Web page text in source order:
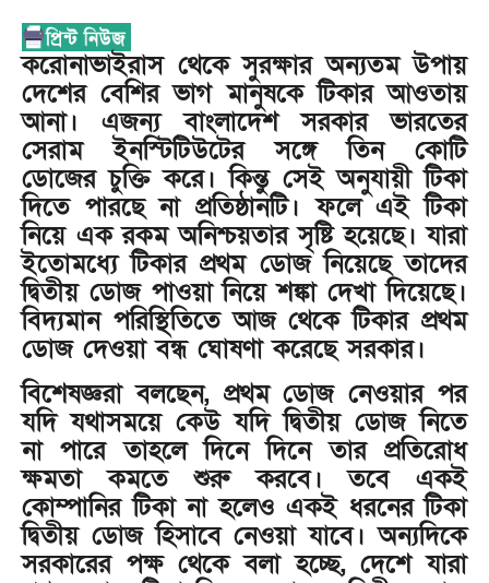
করোনাভাইরাস থেকে সুরক্ষার অন্যতম উপায়
দেশের বেশির ভাগ মানুষকে টিকার আওতায়
আনা। এজন্য বাংলাদেশ সরকার ভারতের
সেরাম ইনস্টিটিউটের সঙ্গে তিন কোটি
ডোজের চুক্তি করে। কিন্তু সেই অনুযায়ী টিকা
দিতে পারছে না প্রতিষ্ঠানটি। ফলে এই টিকা
নিয়ে এক রকম অনিশ্চয়তার সৃষ্টি হয়েছে। যারা
ইতোমধ্যে টিকার প্রথম ডোজ নিয়েছে তাদের
দ্বিতীয় ডোজ পাওয়া নিয়ে শঙ্কা দেখা দিয়েছে।
বিদ্যমান পরিস্থিতিতে আজ থেকে টিকার প্রথম
ডোজ দেওয়া বন্ধ ঘোষণা করেছে সরকার।
বিশেষজ্ঞরা বলছেন, প্রথম ডোজ নেওয়ার পর
যদি যথাসময়ে কেউ যদি দ্বিতীয় ডোজ নিতে
না পারে তাহলে দিনে দিনে তার প্রতিরোধ
ক্ষমতা কমতে শুরু করবে। তবে একই
কোম্পানির টিকা না হলেও একই ধরনের টিকা
দ্বিতীয় ডোজ হিসাবে নেওয়া যাবে। অন্যদিকে
সরকারের পক্ষ থেকে বলা হচ্ছে, দেশে যারা